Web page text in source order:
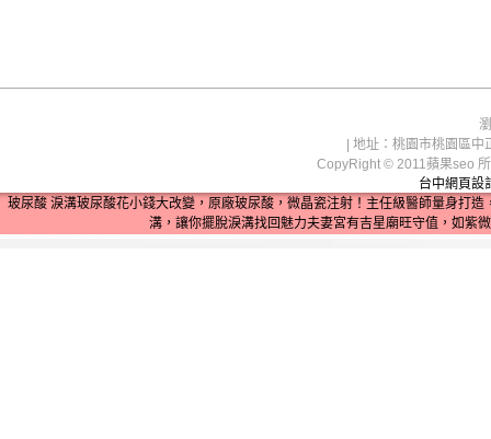
| 地址：桃園市桃園區
CopyRight © 2011蘋果seo
台中網頁設
玻尿酸 淚溝玻尿酸花小錢大改變，原廠玻尿酸，微晶瓷注射！主任級醫師量身打
溝，讓你擺脫淚溝找回魅力夫妻宮有吉星廟旺守值，如紫